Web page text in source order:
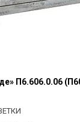
П6.606.0.06